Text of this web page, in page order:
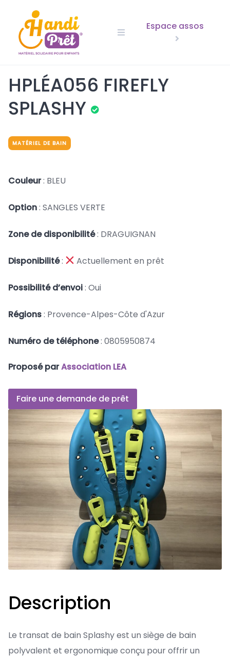
content
Espace assos
HPLÉA056 FIREFLY
SPLASHY
MATÉRIEL DE BAIN
Couleur: BLEU
Option: SANGLES VERTE
Zone de disponibilité: DRAGUIGNAN
Disponibilité: Actuellement en prêt
Possibilité d’envoi: Oui
Régions: Provence-Alpes-Côte d'Azur
Numéro de téléphone: 0805950874
Proposé parAssociation LEA
Faire une demande de prêt
Description
Le transat de bain Splashy est un siège de bain
polyvalent et ergonomique conçu pour offrir un